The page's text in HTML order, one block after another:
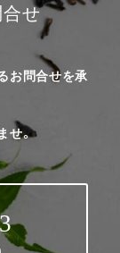
せ
お問合せを承
せ。